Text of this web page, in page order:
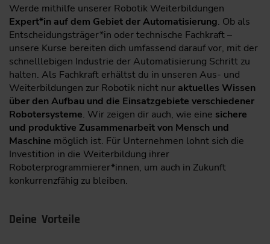
Werde mithilfe unserer Robotik Weiterbildungen
Expert*in auf dem Gebiet der Automatisierung. Ob als
Entscheidungsträger*in oder technische Fachkraft –
unsere Kurse bereiten dich umfassend darauf vor, mit der
schnelllebigen Industrie der Automatisierung Schritt zu
halten. Als Fachkraft erhältst du in unseren Aus- und
Weiterbildungen zur Robotik nicht nur aktuelles Wissen
über den Aufbau und die Einsatzgebiete verschiedener
Robotersysteme. Wir zeigen dir auch, wie eine sichere
und produktive Zusammenarbeit von Mensch und
Maschine möglich ist. Für Unternehmen lohnt sich die
Investition in die Weiterbildung ihrer
Roboterprogrammierer*innen, um auch in Zukunft
konkurrenzfähig zu bleiben.
Deine Vorteile